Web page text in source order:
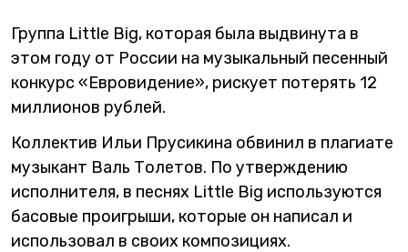
Группа Little Big, которая была выдвинута в
этом году от России на музыкальный песенный
конкурс «Евровидение», рискует потерять 12
миллионов рублей.
Коллектив Ильи Прусикина обвинил в плагиате
музыкант Валь Толетов. По утверждению
исполнителя, в песнях Little Big используются
басовые проигрыши, которые он написал и
использовал в своих композициях.